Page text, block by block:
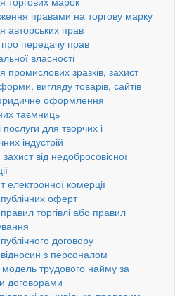
правами на торгову марку
авторських прав
передачу прав
власності
промислових зразків, захист
вигляду товарів, сайтів
оформлення
таємниць
для творчих і
індустрій
від недобросовісної
електронної комерції
оферт
торгівлі або правил
договору
з персоналом
трудового найму за
договорами